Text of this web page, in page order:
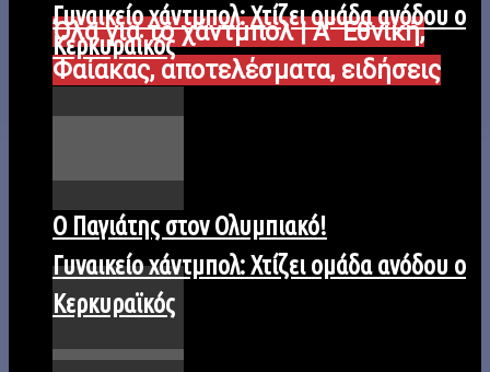
Όλα για το χάντμπολ | Α΄ Εθνική,
Φαίακας, αποτελέσματα, ειδήσεις
Γυναικείο χάντμπολ: Χτίζει ομάδα ανόδου ο
Κερκυραϊκός
Γυναικείο χάντμπολ: Χτίζει ομάδα ανόδου ο
Κερκυραϊκός
Ο Παγιάτης στον Ολυμπιακό!